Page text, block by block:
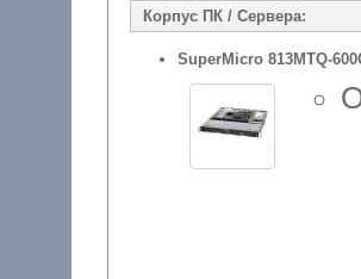
Корпус ПК / Сервера:
SuperMicro 813MTQ-